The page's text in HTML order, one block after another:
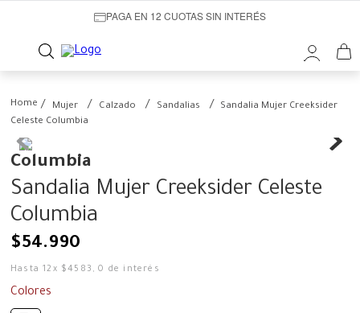
PAGA EN 12 CUOTAS SIN INTERÉS
Mujer Calzado Sandalias
Sandalia Mujer Creeksider
Celeste Columbia
Columbia
Sandalia Mujer Creeksider Celeste
Columbia
$54.990
Hasta12 x $4583 ,0 de interés
Colores